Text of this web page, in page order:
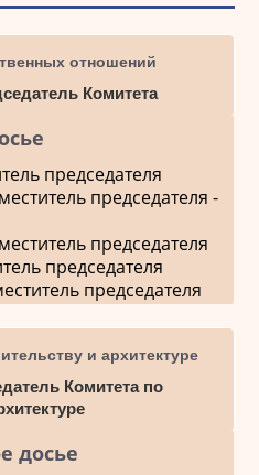
отношений
Комитета
председателя
председателя -
председателя
председателя
председателя
и архитектуре
Комитета по
досье